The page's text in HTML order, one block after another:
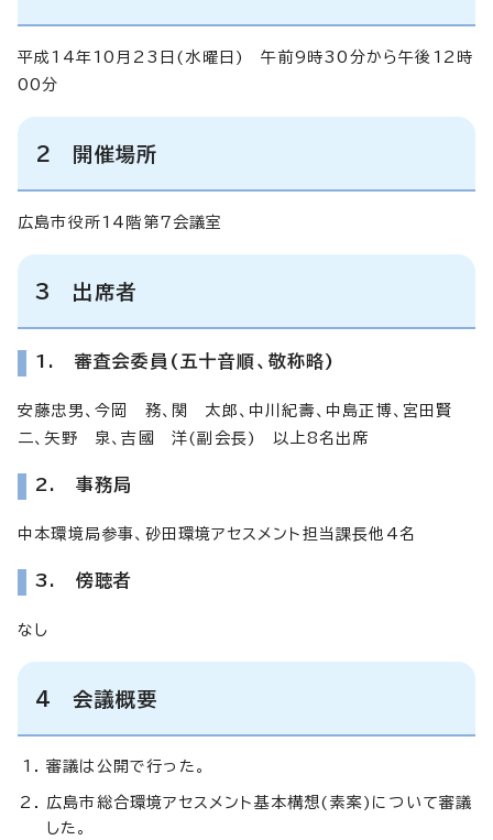
平成14年10月23日(水曜日) 午前9時30分から午後12時
00分
2 開催場所
広島市役所14階第7会議室
3 出席者
1. 審査会委員(五十音順、敬称略)
安藤忠男、今岡 務、関 太郎、中川紀壽、中島正博、宮田賢
二、矢野 泉、吉國 洋(副会長) 以上8名出席
2. 事務局
中本環境局参事、砂田環境アセスメント担当課長他4名
3. 傍聴者
なし
4 会議概要
審議は公開で行った。
広島市総合環境アセスメント基本構想(素案)について審議
した。